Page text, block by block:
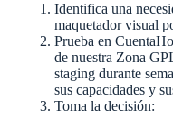
Identifica una
maquetador visual
Prueba en
de nuestra Zona
staging durante
sus capacidades y
Toma la decisión: